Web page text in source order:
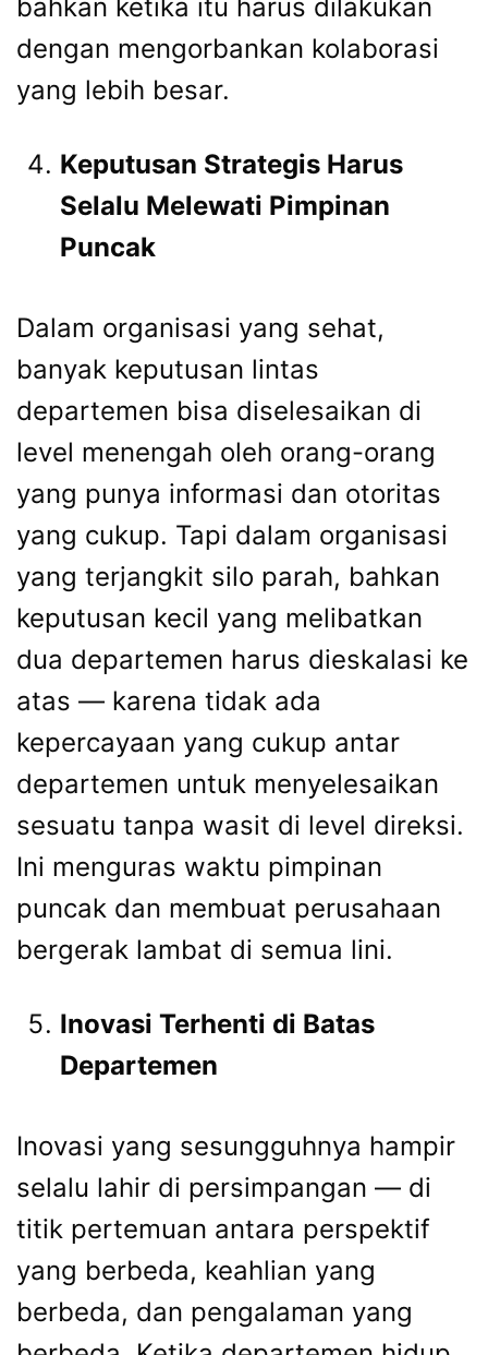
bahkan ketika itu harus dilakukan
dengan mengorbankan kolaborasi
yang lebih besar.
Keputusan Strategis Harus
Selalu Melewati Pimpinan
Puncak
Dalam organisasi yang sehat,
banyak keputusan lintas
departemen bisa diselesaikan di
level menengah oleh orang-orang
yang punya informasi dan otoritas
yang cukup. Tapi dalam organisasi
yang terjangkit silo parah, bahkan
keputusan kecil yang melibatkan
dua departemen harus dieskalasi ke
atas — karena tidak ada
kepercayaan yang cukup antar
departemen untuk menyelesaikan
sesuatu tanpa wasit di level direksi.
Ini menguras waktu pimpinan
puncak dan membuat perusahaan
bergerak lambat di semua lini.
Inovasi Terhenti di Batas
Departemen
Inovasi yang sesungguhnya hampir
selalu lahir di persimpangan — di
titik pertemuan antara perspektif
yang berbeda, keahlian yang
berbeda, dan pengalaman yang